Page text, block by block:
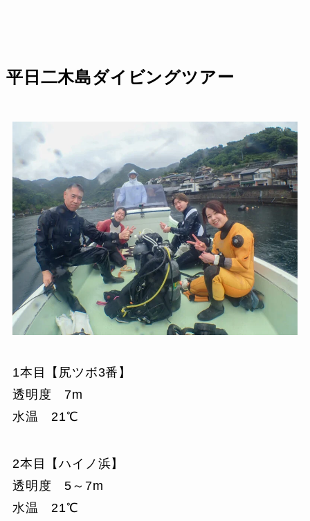
平日二木島ダイビングツアー
1本目【尻ツボ3番】
透明度 7m
水温 21℃
2本目【ハイノ浜】
透明度 5～7m
水温 21℃